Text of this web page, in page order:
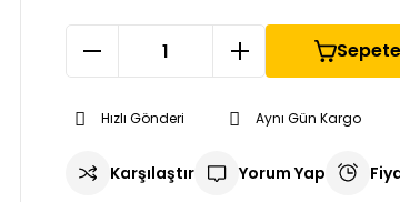
Hızlı Gönderi Aynı Gün Kargo
Karşılaştır Yorum Yap